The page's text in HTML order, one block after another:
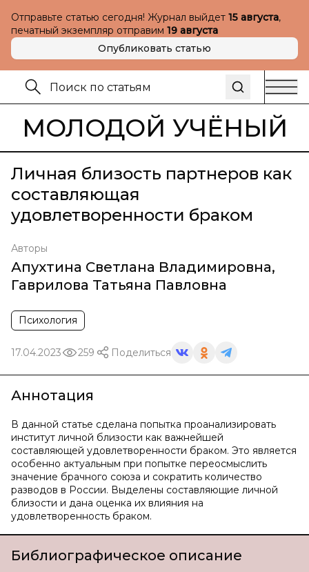
Отправьте статью сегодня! Журнал выйдет 15 августа,
печатный экземпляр отправим 19 августа
Опубликовать статью
МОЛОДОЙ УЧЁНЫЙ
Личная близость партнеров как
составляющая
удовлетворенности браком
Авторы
Апухтина Светлана Владимировна,
Гаврилова Татьяна Павловна
Психология
17.04.2023 259 Поделиться
Аннотация
В данной статье сделана попытка проанализировать
институт личной близости как важнейшей
составляющей удовлетворенности браком. Это является
особенно актуальным при попытке переосмыслить
значение брачного союза и сократить количество
разводов в России. Выделены составляющие личной
близости и дана оценка их влияния на
удовлетворенность браком.
Библиографическое описание